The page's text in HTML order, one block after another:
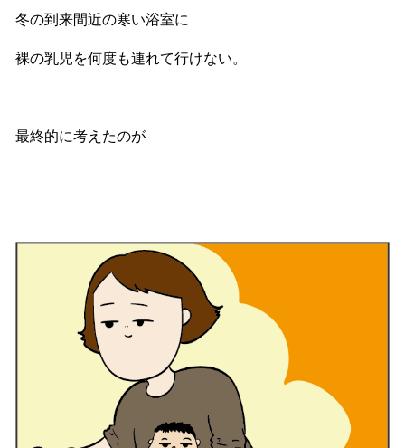
冬の到来間近の寒い浴室に
裸の乳児を何度も連れて行けない。
最終的に考えたのが